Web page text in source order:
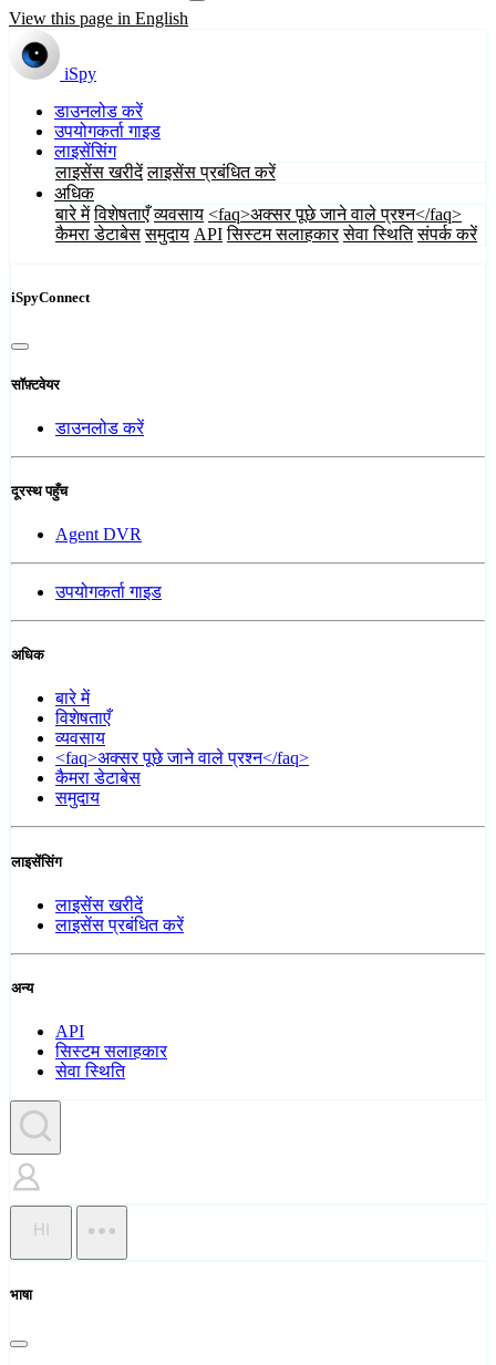
View this page in English
iSpy
डाउनलोड करें
उपयोगकर्ता गाइड
लाइसेंसिंग
लाइसेंस खरीदें लाइसेंस प्रबंधित करें
अधिक
बारे में विशेषताएँ व्यवसाय <faq>अक्सर पूछे जाने वाले प्रश्न</faq>
कैमरा डेटाबेस समुदाय API सिस्टम सलाहकार सेवा स्थिति संपर्क करें
iSpyConnect
सॉफ़्टवेयर
डाउनलोड करें
दूरस्थ पहुँच
Agent DVR
उपयोगकर्ता गाइड
अधिक
बारे में
विशेषताएँ
व्यवसाय
<faq>अक्सर पूछे जाने वाले प्रश्न</faq>
कैमरा डेटाबेस
समुदाय
लाइसेंसिंग
लाइसेंस खरीदें
लाइसेंस प्रबंधित करें
अन्य
API
सिस्टम सलाहकार
सेवा स्थिति
HI
भाषा